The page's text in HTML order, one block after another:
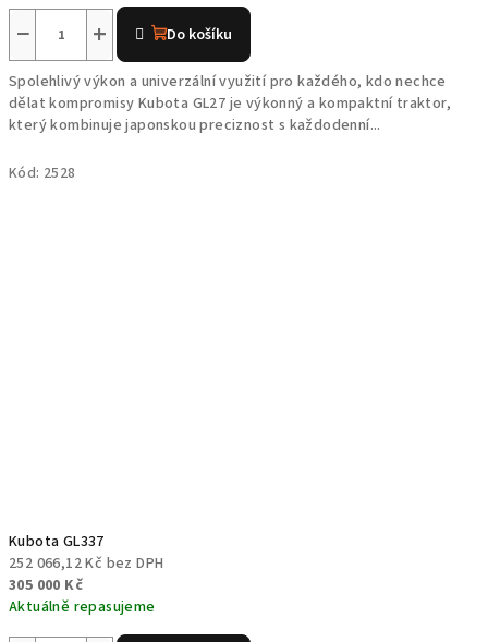
+
− Do košíku
Spolehlivý výkon a univerzální využití pro každého, kdo nechce
dělat kompromisy Kubota GL27 je výkonný a kompaktní traktor,
který kombinuje japonskou preciznost s každodenní...
Kód: 2528
Kubota GL337
252 066,12 Kč bez DPH
305 000 Kč
Aktuálně repasujeme